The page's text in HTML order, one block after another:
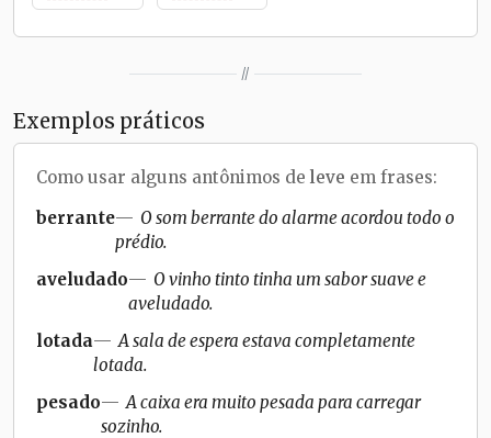
//
Exemplos práticos
Como usar alguns antônimos de leve em frases:
berrante
O som berrante do alarme acordou todo o
prédio.
aveludado
O vinho tinto tinha um sabor suave e
aveludado.
lotada
A sala de espera estava completamente
lotada.
pesado
A caixa era muito pesada para carregar
sozinho.